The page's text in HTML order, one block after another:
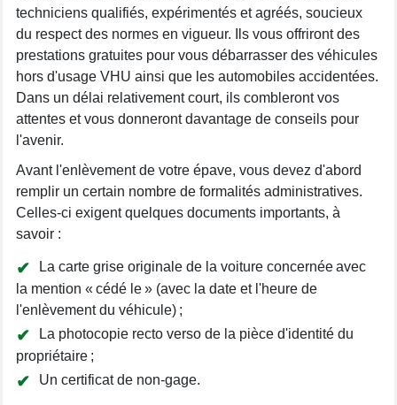
techniciens qualifiés, expérimentés et agréés, soucieux
du respect des normes en vigueur. Ils vous offriront des
prestations gratuites pour vous débarrasser des véhicules
hors d'usage VHU ainsi que les automobiles accidentées.
Dans un délai relativement court, ils combleront vos
attentes et vous donneront davantage de conseils pour
l'avenir.
Avant l'enlèvement de votre épave, vous devez d'abord
remplir un certain nombre de formalités administratives.
Celles-ci exigent quelques documents importants, à
savoir :
La carte grise originale de la voiture concernée avec
la mention « cédé le » (avec la date et l'heure de
l'enlèvement du véhicule) ;
La photocopie recto verso de la pièce d'identité du
propriétaire ;
Un certificat de non-gage.